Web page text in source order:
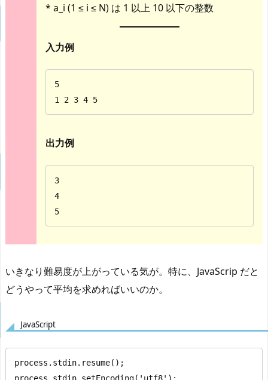
* a_i (1 ≤ i ≤ N) は 1 以上 10 以下の整数
入力例
5
1 2 3 4 5
出力例
3
4
5
いきなり難易度が上がっている気が。特に、JavaScrip だと
どうやって平均を求めればいいのか。
JavaScript
process.stdin.resume();
process.stdin.setEncoding('utf8');